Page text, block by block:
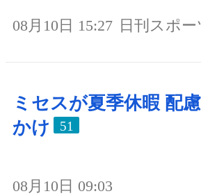
08月10日 15:27 日刊スポー
ミセスが夏季休暇 配
かけ
51
08月10日 09:03